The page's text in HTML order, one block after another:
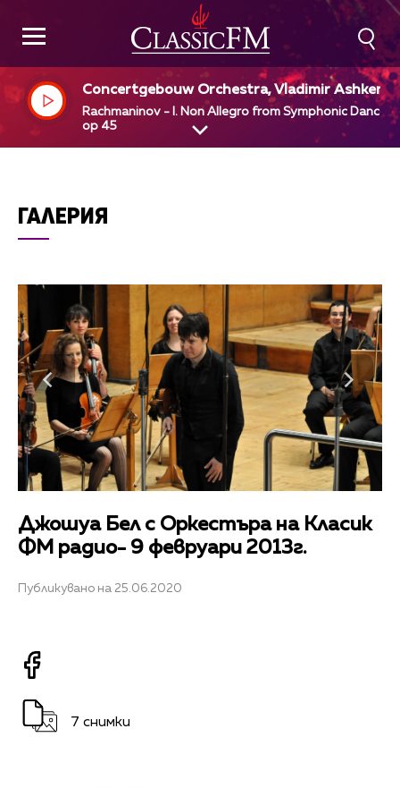
Concertgebouw Orchestra, Vladimir
y, dir
Rachmaninov - I. Non Allegro from Symphonic Dances,
op 45
ГАЛЕРИЯ
7 снимки
Джошуа Бел с Оркестъра на Класик
ФМ радио- 9 февруари 2013г.
Публикувано на 25.06.2020